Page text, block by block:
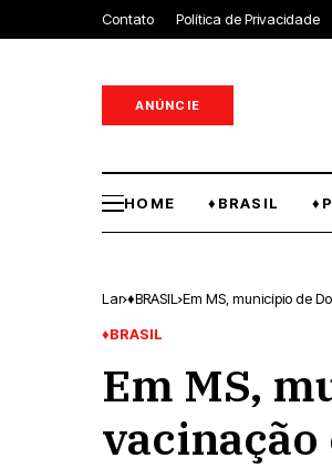
Contato Política de Privacidade
ANÚNCIE
HOME ♦BRASIL
Lar ♦BRASIL Em MS, município de
♦BRASIL
Em MS,